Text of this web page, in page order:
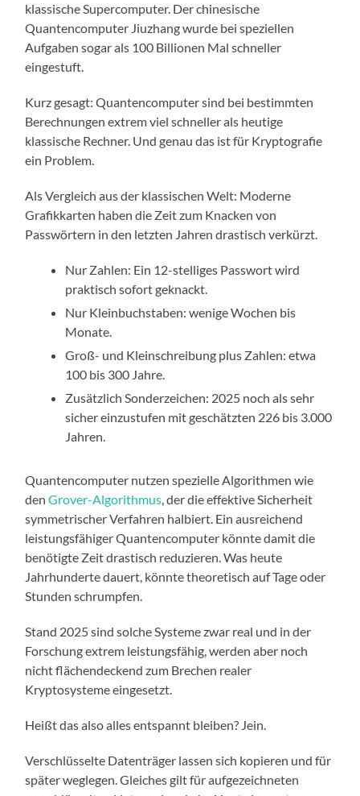
klassische Supercomputer. Der chinesische
Quantencomputer Jiuzhang wurde bei speziellen
Aufgaben sogar als 100 Billionen Mal schneller
eingestuft.
Kurz gesagt: Quantencomputer sind bei bestimmten
Berechnungen extrem viel schneller als heutige
klassische Rechner. Und genau das ist für Kryptografie
ein Problem.
Als Vergleich aus der klassischen Welt: Moderne
Grafikkarten haben die Zeit zum Knacken von
Passwörtern in den letzten Jahren drastisch verkürzt.
Nur Zahlen: Ein 12-stelliges Passwort wird
praktisch sofort geknackt.
Nur Kleinbuchstaben: wenige Wochen bis
Monate.
Groß- und Kleinschreibung plus Zahlen: etwa
100 bis 300 Jahre.
Zusätzlich Sonderzeichen: 2025 noch als sehr
sicher einzustufen mit geschätzten 226 bis 3.000
Jahren.
Quantencomputer nutzen spezielle Algorithmen wie
denGrover-Algorithmus, der die effektive Sicherheit
symmetrischer Verfahren halbiert. Ein ausreichend
leistungsfähiger Quantencomputer könnte damit die
benötigte Zeit drastisch reduzieren. Was heute
Jahrhunderte dauert, könnte theoretisch auf Tage oder
Stunden schrumpfen.
Stand 2025 sind solche Systeme zwar real und in der
Forschung extrem leistungsfähig, werden aber noch
nicht flächendeckend zum Brechen realer
Kryptosysteme eingesetzt.
Heißt das also alles entspannt bleiben? Jein.
Verschlüsselte Datenträger lassen sich kopieren und für
später weglegen. Gleiches gilt für aufgezeichneten